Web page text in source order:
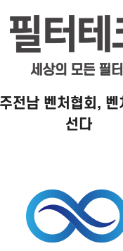
전남 벤처협회,
선다